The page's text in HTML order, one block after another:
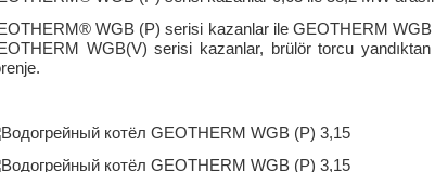
WGB (P) serisi kazanlar ile GEOTHERM
WGB(V) serisi kazanlar, brülör torcu